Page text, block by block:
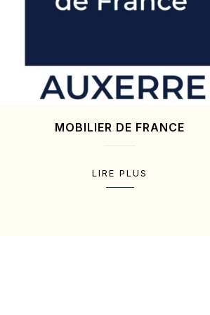
MOBILIER DE FRANCE
LIRE PLUS